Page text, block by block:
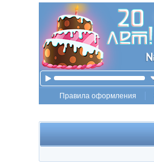
Правила оформления